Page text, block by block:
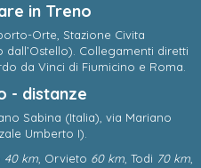
in Treno
Orte, Stazione Civita
Collegamenti diretti
da Vinci di Fiumicino e Roma.
- distanze
Sabina (Italia),via Mariano
Umberto I).
40 km, Orvieto 60 km, Todi 70 km,